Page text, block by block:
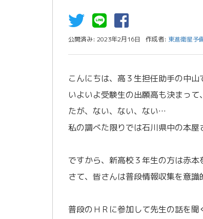
公開済み: 2023年2月16日 作成者: 東進衛星予
こんにちは、高３生担任助手の中山
いよいよ受験生の出願高も決まっ
たが、ない、ない、ない…
私の調べた限りでは石川県中の本
ですから、新高校３年生の方は赤本
さて、皆さんは普段情報収集を意識
普段のＨＲに参加して先生の話を聞